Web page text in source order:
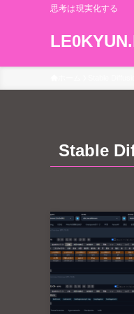
思考は現実化する
Stable